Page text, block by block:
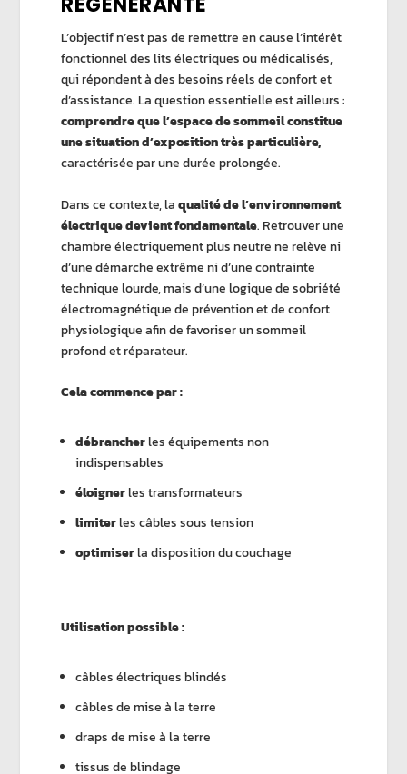
L’objectif n’est pas de remettre en cause l’intérêt
fonctionnel des lits électriques ou médicalisés,
qui répondent à des besoins réels de confort et
d’assistance. La question essentielle est ailleurs :
comprendre que l’espace de sommeil constitue
une situation d’exposition très particulière,
caractérisée par une durée prolongée.
Dans ce contexte, laqualité de l’environnement
électrique devient fondamentale. Retrouver une
chambre électriquement plus neutre ne relève ni
d’une démarche extrême ni d’une contrainte
technique lourde, mais d’une logique de sobriété
électromagnétique de prévention et de confort
physiologique afin de favoriser un sommeil
profond et réparateur.
Cela commence par :
débrancherles équipements non
indispensables
éloignerles transformateurs
limiterles câbles sous tension
optimiserla disposition du couchage
Utilisation possible :
câbles électriques blindés
câbles de mise à la terre
draps de mise à la terre
tissus de blindage